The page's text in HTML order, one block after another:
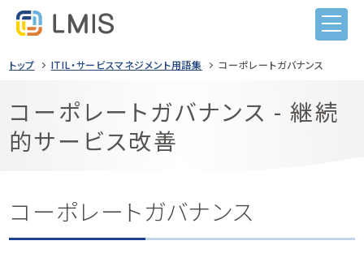
LMISとは
目的から選ぶ
ITIL導入
導入事例
トップ ITIL・サービスマネジメント用語集 コーポレートガバナンス
コーポレートガバナンス - 継続
的サービス改善
コーポレートガバナンス